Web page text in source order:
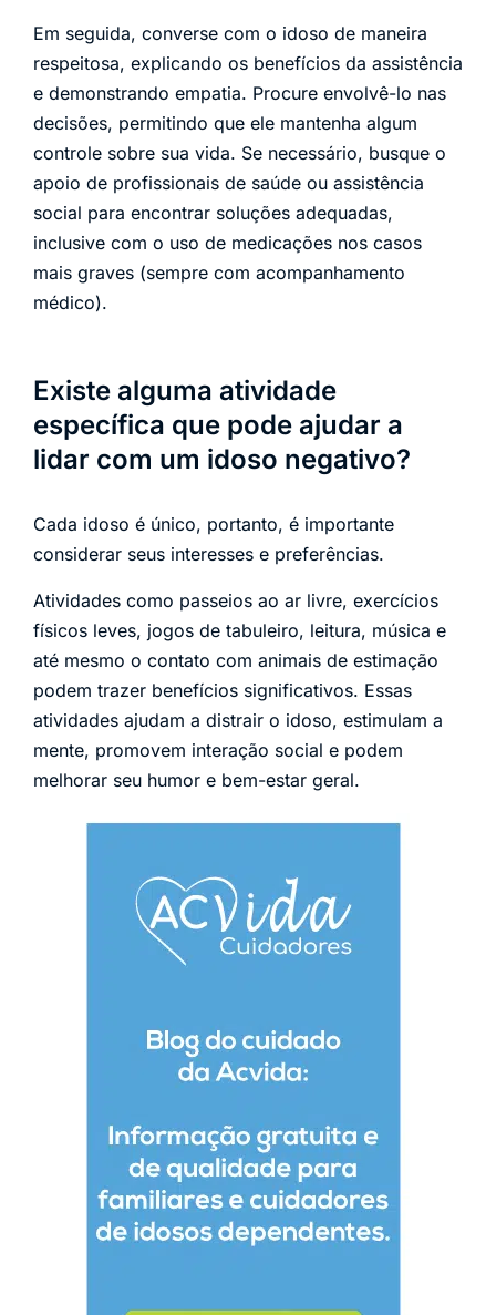
Em seguida, converse com o idoso de maneira
respeitosa, explicando os benefícios da assistência
e demonstrando empatia. Procure envolvê-lo nas
decisões, permitindo que ele mantenha algum
controle sobre sua vida. Se necessário, busque o
apoio de profissionais de saúde ou assistência
social para encontrar soluções adequadas,
inclusive com o uso de medicações nos casos
mais graves (sempre com acompanhamento
médico).
Existe alguma atividade
específica que pode ajudar a
lidar com um idoso negativo?
Cada idoso é único, portanto, é importante
considerar seus interesses e preferências.
Atividades como passeios ao ar livre, exercícios
físicos leves, jogos de tabuleiro, leitura, música e
até mesmo o contato com animais de estimação
podem trazer benefícios significativos. Essas
atividades ajudam a distrair o idoso, estimulam a
mente, promovem interação social e podem
melhorar seu humor e bem-estar geral.